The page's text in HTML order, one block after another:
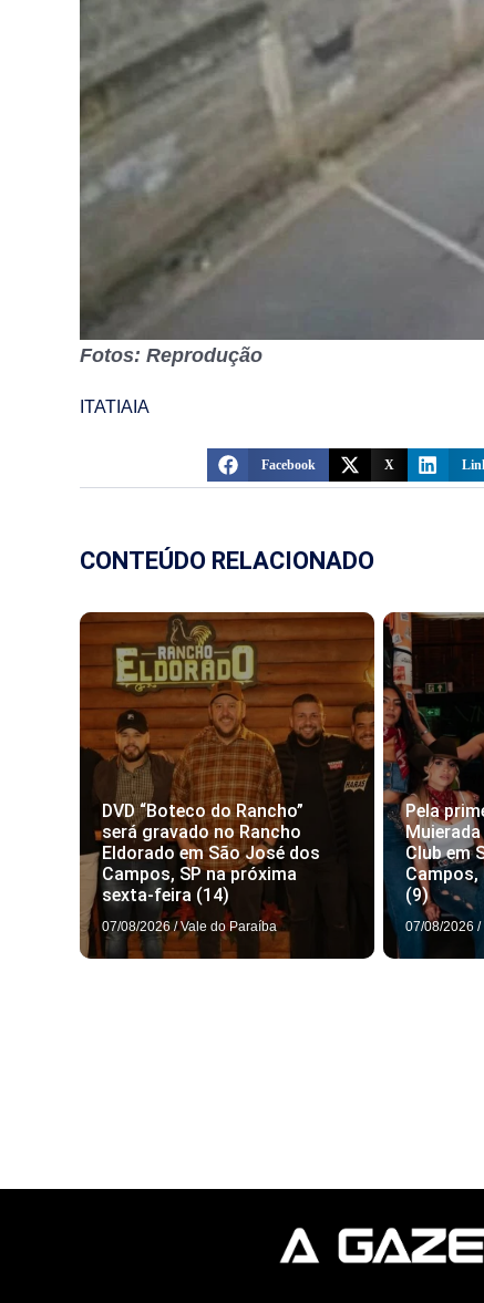
Fotos: Reprodução
ITATIAIA
Facebook X
CONTEÚDO RELACIONADO
DVD “Boteco do Rancho”
será gravado no Rancho
Eldorado em São José dos
Campos, SP na próxima
sexta-feira (14)
07/08/2026 / Vale do Paraíba
Pela
Club em
(9)
07/08/2026 /